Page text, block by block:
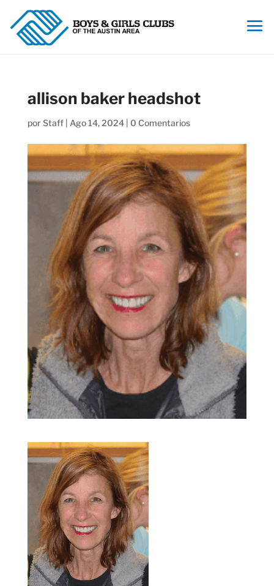
allison baker headshot
porStaff| Ago 14, 2024| 0 Comentarios